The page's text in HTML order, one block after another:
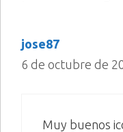
jose87
6 de octubre de
Muy buenos